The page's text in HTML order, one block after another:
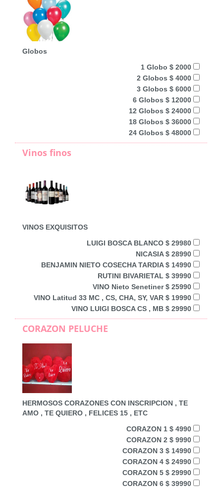
Globos
1 Globo $ 2000
2 Globos $ 4000
3 Globos $ 6000
6 Globos $ 12000
12 Globos $ 24000
18 Globos $ 36000
24 Globos $ 48000
Vinos finos
VINOS EXQUISITOS
LUIGI BOSCA BLANCO $ 29980
NICASIA $ 28990
BENJAMIN NIETO COSECHA TARDIA $ 14990
RUTINI BIVARIETAL $ 39990
VINO Nieto Senetiner $ 25990
VINO Latitud 33 MC , CS, CHA, SY, VAR $ 19990
VINO LUIGI BOSCA CS , MB $ 29990
CORAZON PELUCHE
HERMOSOS CORAZONES CON INSCRIPCION , TE
AMO , TE QUIERO , FELICES 15 , ETC
CORAZON 1 $ 4990
CORAZON 2 $ 9990
CORAZON 3 $ 14990
CORAZON 4 $ 24990
CORAZON 5 $ 29990
CORAZON 6 $ 39990